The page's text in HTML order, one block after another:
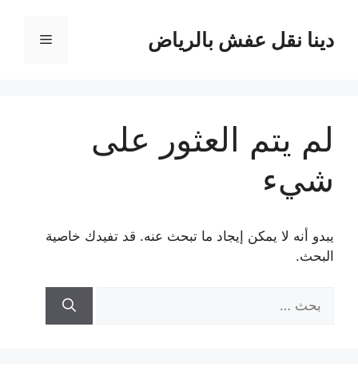
المحتوىدينا نقل عفش بالرياض القائمة
لم يتم العثور على
شيء
يبدو أنه لا يمكن إيجاد ما تبحث عنه. قد تفيدك خاصية
البحث.
عن: